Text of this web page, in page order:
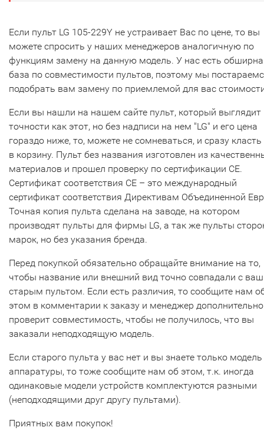
Если пульт LG 105-229Y не устраивает Вас по цене, то вы
можете спросить у наших менеджеров аналогичную по
функциям замену на данную модель. У нас есть
база по совместимости пультов, поэтому мы
подобрать вам замену по приемлемой для вас
Если вы нашли на нашем сайте пульт, который выглядит
точности как этот, но без надписи на нем "LG" и его цена
гораздо ниже, то, можете не сомневаться, и сразу класть
в корзину. Пульт без названия изготовлен из
материалов и прошел проверку по сертификации CE.
Сертификат соответствия СЕ – это международный
сертификат соответствия Директивам Объединенной
Точная копия пульта сделана на заводе, на котором
производят пульты для фирмы LG, а так же пульты
марок, но без указания бренда.
Перед покупкой обязательно обращайте внимание на то,
чтобы название или внешний вид точно совпадали с
старым пультом. Если есть различия, то сообщите нам
этом в комментарии к заказу и менеджер дополнительно
проверит совместимость, чтобы не получилось, что вы
заказали неподходящую модель.
Если старого пульта у вас нет и вы знаете только модель
аппаратуры, то тоже сообщите нам об этом, т.к. иногда
одинаковые модели устройств комплектуются разными
(неподходящими друг другу пультами).
Приятных вам покупок!